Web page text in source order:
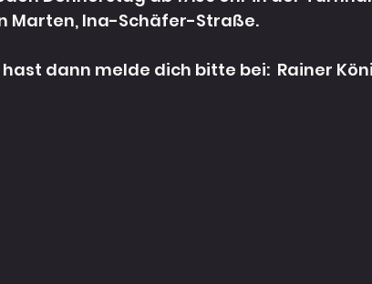
Marten, Ina-Schäfer-Straße.
dann melde dich bitte bei:  Rainer